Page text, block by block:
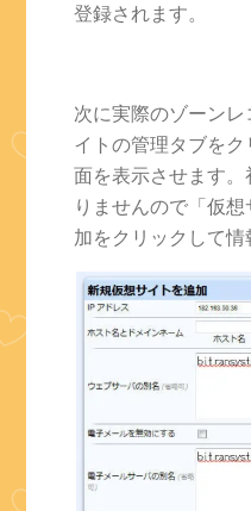
登録されます。
次に実際のゾーン
イトの管理タブを
面を表示させます
りませんので「仮
加をクリックして情